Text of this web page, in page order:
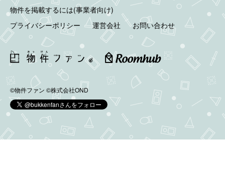
物件を掲載するには(事業者向け)
プライバシーポリシー
運営会社 お問い合わせ
©物件ファン ©株式会社OND